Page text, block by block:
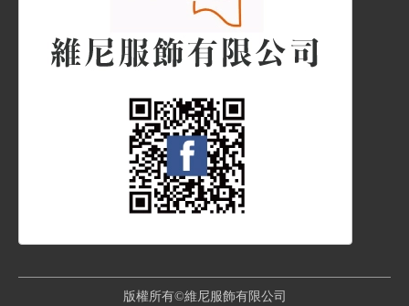
版權所有©維尼服飾有限公司